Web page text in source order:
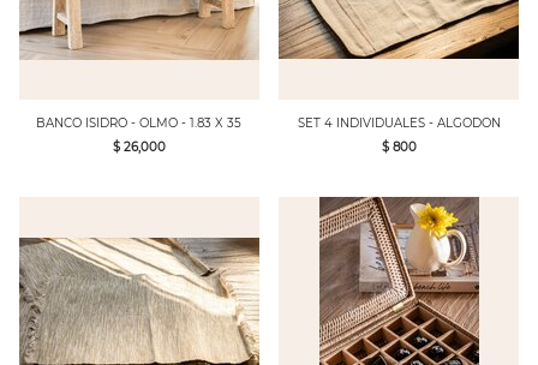
BANCO ISIDRO - OLMO - 1.83 X 35
$ 26,000
SET 4 INDIVIDUALES - ALGODON
$ 800